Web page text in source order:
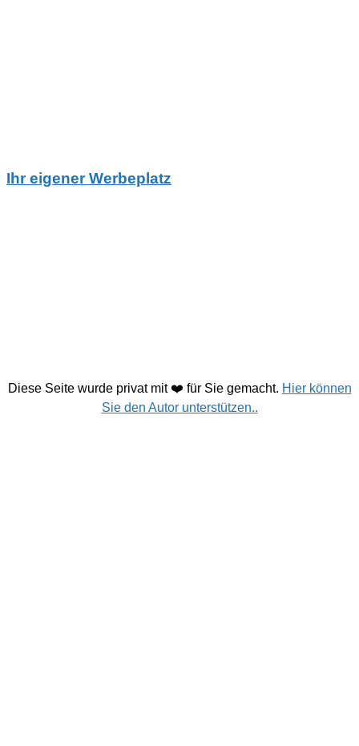
Ihr eigener Werbeplatz
Diese Seite wurde privat mit ❤️ für Sie gemacht. Hier können
Sie den Autor unterstützen..